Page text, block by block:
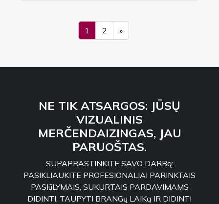
1 2 »
NE TIK ATSARGOS: JŪSŲ
VIZUALINIS
MERČENDAIZINGAS, JAU
PARUOŠTAS.
SUPAPRASTINKITE SAVO DARBą:
PASIKLIAUKITE PROFESIONALIAI PARINKTAIS
PASIūLYMAIS, SUKURTAIS PARDAVIMAMS
DIDINTI, TAUPYTI BRANGų LAIKą IR DIDINTI